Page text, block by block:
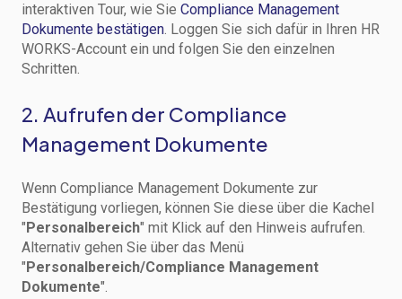
interaktiven Tour, wie Sie Compliance Management
Dokumente bestätigen. Loggen Sie sich dafür in Ihren HR
WORKS-Account ein und folgen Sie den einzelnen
Schritten.
2. Aufrufen der Compliance
Management Dokumente
Wenn Compliance Management Dokumente zur
Bestätigung vorliegen, können Sie diese über die Kachel
" Personalbereich" mit Klick auf den Hinweis aufrufen.
Alternativ gehen Sie über das Menü
" Personalbereich/Compliance Management
Dokumente".